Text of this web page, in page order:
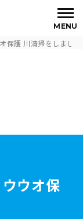
MENU
保護 川清掃をしました
ウオ保